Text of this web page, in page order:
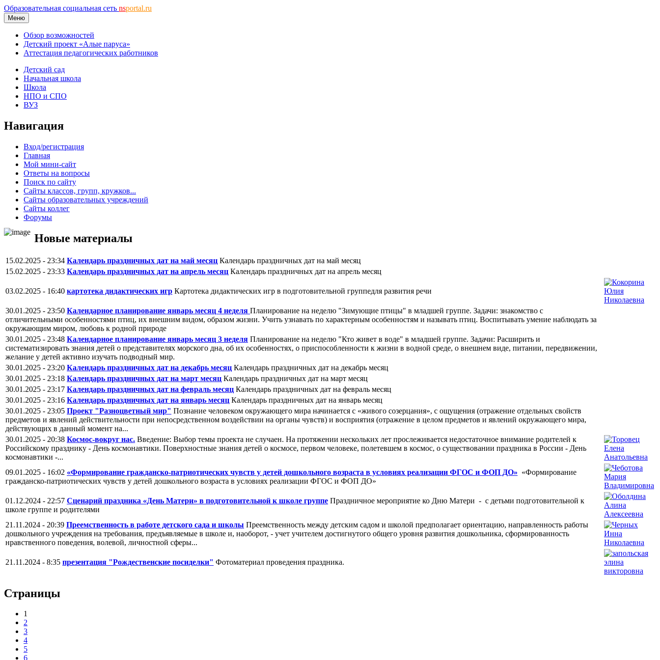
Образовательная социальная сеть nsportal.ru
Меню
Обзор возможностей
Детский проект «Алые паруса»
Аттестация педагогических работников
Детский сад
Начальная школа
Школа
НПО и СПО
ВУЗ
Навигация
Вход/регистрация
Главная
Мой мини-сайт
Ответы на вопросы
Поиск по сайту
Сайты классов, групп, кружков...
Сайты образовательных учреждений
Сайты коллег
Форумы
Новые материалы
15.02.2025 - 23:34 Календарь праздничных дат на май месяц Календарь праздничных дат на май месяц
15.02.2025 - 23:33 Календарь праздничных дат на апрель месяц Календарь праздничных дат на апрель месяц
03.02.2025 - 16:40 картотека дидактических игр Картотека дидактических игр в подготовительной группедля развития речи
30.01.2025 - 23:50 Календарное планирование январь месяц 4 неделя Планирование на неделю "Зимующие птицы" в младшей группе. Задачи: знакомство с
отличительными особенностями птиц, их внешним видом, образом жизни. Учить узнавать по характерным особенностям и называть птиц. Воспитывать умение наблюдать за
окружающим миром, любовь к родной природе
30.01.2025 - 23:48 Календарное планирование январь месяц 3 неделя Планирование на неделю "Кто живет в воде" в младшей группе. Задачи: Расширить и
систематизировать знания детей о представителях морского дна, об их особенностях, о приспособленности к жизни в водной среде, о внешнем виде, питании, передвижении,
желание у детей активно изучать подводный мир.
30.01.2025 - 23:20 Календарь праздничных дат на декабрь месяц Календарь праздничных дат на декабрь месяц
30.01.2025 - 23:18 Календарь праздничных дат на март месяц Календарь праздничных дат на март месяц
30.01.2025 - 23:17 Календарь праздничных дат на февраль месяц Календарь праздничных дат на февраль месяц
30.01.2025 - 23:16 Календарь праздничных дат на январь месяц Календарь праздничных дат на январь месяц
30.01.2025 - 23:05 Проект "Разноцветный мир" Познание человеком окружающего мира начинается с «живого созерцания», с ощущения (отражение отдельных свойств
предметов и явлений действительности при непосредственном воздействии на органы чувств) и восприятия (отражение в целом предметов и явлений окружающего мира,
действующих в данный момент на...
30.01.2025 - 20:38 Космос-вокруг нас. Введение: Выбор темы проекта не случаен. На протяжении нескольких лет прослеживается недостаточное внимание родителей к
Российскому празднику - День космонавтики. Поверхностные знания детей о космосе, первом человеке, полетевшем в космос, о существовании праздника в России - День
космонавтики -...
09.01.2025 - 16:02 «Формирование гражданско-патриотических чувств у детей дошкольного возраста в условиях реализации ФГОС и ФОП ДО» «Формирование
гражданско-патриотических чувств у детей дошкольного возраста в условиях реализации ФГОС и ФОП ДО»
01.12.2024 - 22:57 Сценарий праздника «День Матери» в подготовительной к школе группе Праздничное мероприятие ко Дню Матери - с детьми подготовительной к
школе группе и родителями
21.11.2024 - 20:39 Преемственность в работе детского сада и школы Преемственность между детским садом и школой предполагает ориентацию, направленность работы
дошкольного учреждения на требования, предъявляемые в школе и, наоборот, - учет учителем достигнутого общего уровня развития дошкольника, сформированность
нравственного поведения, волевой, личностной сферы...
21.11.2024 - 8:35 презентация "Рождественские посиделки" Фотоматериал проведения праздника.
Страницы
1
2
3
4
5
6